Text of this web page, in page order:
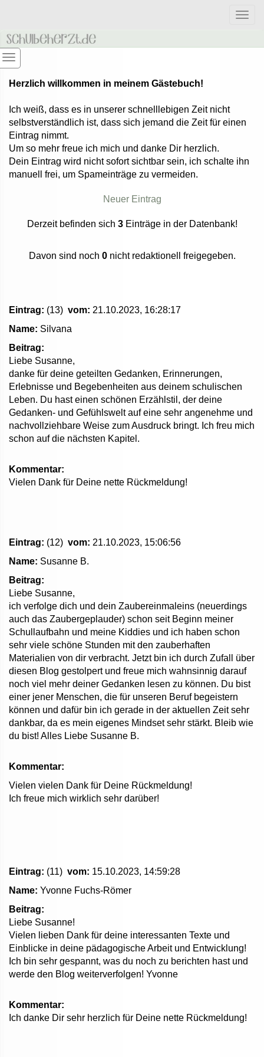
Herzlich willkommen in meinem Gästebuch!
Ich weiß, dass es in unserer schnelllebigen Zeit nicht
selbstverständlich ist, dass sich jemand die Zeit für einen
Eintrag nimmt.
Um so mehr freue ich mich und danke Dir herzlich.
Dein Eintrag wird nicht sofort sichtbar sein, ich schalte ihn
manuell frei, um Spameinträge zu vermeiden.
Neuer Eintrag
Derzeit befinden sich 3Einträge in der Datenbank!
Davon sind noch 0nicht redaktionell freigegeben.
Eintrag: (13) vom: 21.10.2023, 16:28:17
Name: Silvana
Beitrag:
Liebe Susanne,
danke für deine geteilten Gedanken, Erinnerungen,
Erlebnisse und Begebenheiten aus deinem schulischen
Leben. Du hast einen schönen Erzählstil, der deine
Gedanken- und Gefühlswelt auf eine sehr angenehme und
nachvollziehbare Weise zum Ausdruck bringt. Ich freu mich
schon auf die nächsten Kapitel.
Kommentar:
Vielen Dank für Deine nette Rückmeldung!
Eintrag: (12) vom: 21.10.2023, 15:06:56
Name: Susanne B.
Beitrag:
Liebe Susanne,
ich verfolge dich und dein Zaubereinmaleins (neuerdings
auch das Zaubergeplauder) schon seit Beginn meiner
Schullaufbahn und meine Kiddies und ich haben schon
sehr viele schöne Stunden mit den zauberhaften
Materialien von dir verbracht. Jetzt bin ich durch Zufall über
diesen Blog gestolpert und freue mich wahnsinnig darauf
noch viel mehr deiner Gedanken lesen zu können. Du bist
einer jener Menschen, die für unseren Beruf begeistern
können und dafür bin ich gerade in der aktuellen Zeit sehr
dankbar, da es mein eigenes Mindset sehr stärkt. Bleib wie
du bist! Alles Liebe Susanne B.
Kommentar:
Vielen vielen Dank für Deine Rückmeldung!
Ich freue mich wirklich sehr darüber!
Eintrag: (11) vom: 15.10.2023, 14:59:28
Name: Yvonne Fuchs-Römer
Beitrag:
Liebe Susanne!
Vielen lieben Dank für deine interessanten Texte und
Einblicke in deine pädagogische Arbeit und Entwicklung!
Ich bin sehr gespannt, was du noch zu berichten hast und
werde den Blog weiterverfolgen! Yvonne
Kommentar:
Ich danke Dir sehr herzlich für Deine nette Rückmeldung!